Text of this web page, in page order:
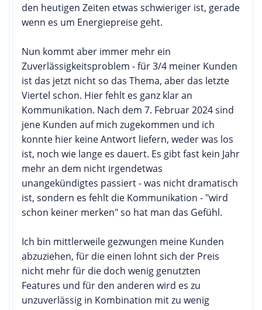
den heutigen Zeiten etwas schwieriger ist, gerade
wenn es um Energiepreise geht.
Nun kommt aber immer mehr ein
Zuverlässigkeitsproblem - für 3/4 meiner Kunden
ist das jetzt nicht so das Thema, aber das letzte
Viertel schon. Hier fehlt es ganz klar an
Kommunikation. Nach dem 7. Februar 2024 sind
jene Kunden auf mich zugekommen und ich
konnte hier keine Antwort liefern, weder was los
ist, noch wie lange es dauert. Es gibt fast kein Jahr
mehr an dem nicht irgendetwas
unangekündigtes passiert - was nicht dramatisch
ist, sondern es fehlt die Kommunikation - "wird
schon keiner merken" so hat man das Gefühl.
Ich bin mittlerweile gezwungen meine Kunden
abzuziehen, für die einen lohnt sich der Preis
nicht mehr für die doch wenig genutzten
Features und für den anderen wird es zu
unzuverlässig in Kombination mit zu wenig